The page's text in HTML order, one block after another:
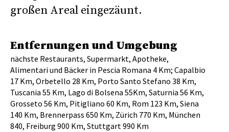
großen Areal eingezäunt.
Entfernungen und Umgebung
nächste Restaurants, Supermarkt, Apotheke,
Alimentari und Bäcker in Pescia Romana 4 Km; Capalbio
17 Km, Orbetello 28 Km, Porto Santo Stefano 38 Km,
Tuscania 55 Km, Lago di Bolsena 55Km, Saturnia 56 Km,
Grosseto 56 Km, Pitigliano 60 Km, Rom 123 Km, Siena
140 Km, Brennerpass 650 Km, Zürich 770 Km, München
840, Freiburg 900 Km, Stuttgart 990 Km